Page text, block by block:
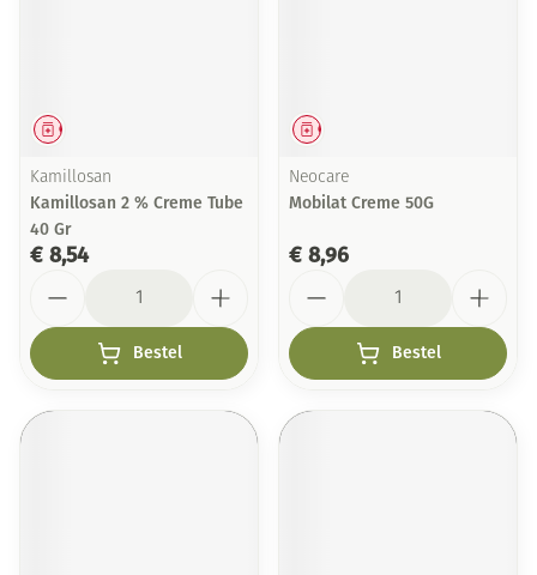
Geneesmiddel
Kamillosan
Kamillosan 2 % Creme Tube
40 Gr
€ 8,54
Bestel
Geneesmiddel
Neocare
Mobilat Creme 50G
€ 8,96
Bestel